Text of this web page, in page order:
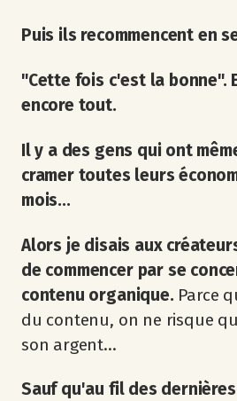
Puis ils recommencent en
"Cette fois c'est la bonne".
encore tout.
Il y a des gens qui ont
cramer toutes leurs
mois...
Alors je disais aux
de commencer par se
contenu organique. Parce
du contenu, on ne risque
son argent...
Sauf qu'au fil des